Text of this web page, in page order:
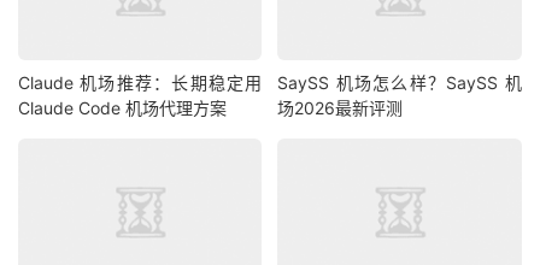
Claude 机场推荐：长期稳定用
Claude Code 机场代理方案
SaySS 机场怎么样？SaySS 机
场2026最新评测